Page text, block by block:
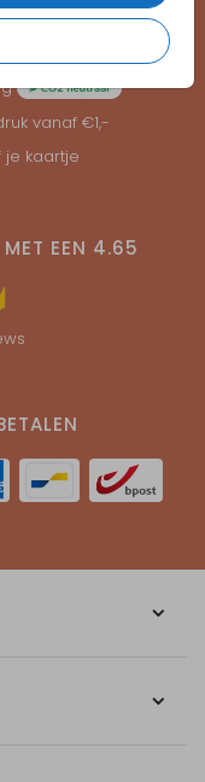
vanaf €1,-
je kaartje
EEN 4.65